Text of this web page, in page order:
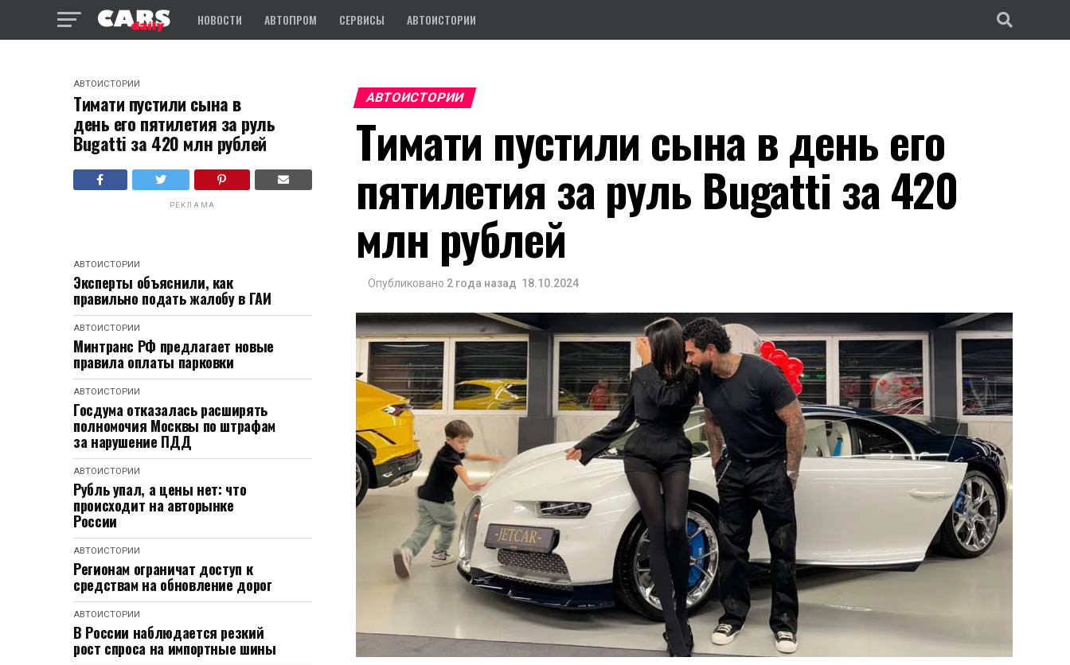
НОВОСТИ АВТОПРОМ СЕРВИСЫ АВТОИСТОРИИ
АВТОИСТОРИИ
Тимати пустили сына в
день его пятилетия за руль
Bugatti за 420 млн рублей
РЕКЛАМА
АВТОИСТОРИИ
Эксперты объяснили, как
правильно подать жалобу в ГАИ
АВТОИСТОРИИ
Минтранс РФ предлагает новые
правила оплаты парковки
АВТОИСТОРИИ
Госдума отказалась расширять
полномочия Москвы по штрафам
за нарушение ПДД
АВТОИСТОРИИ
Рубль упал, а цены нет: что
происходит на авторынке
России
АВТОИСТОРИИ
Регионам ограничат доступ к
средствам на обновление дорог
АВТОИСТОРИИ
В России наблюдается резкий
рост спроса на импортные шины
АВТОИСТОРИИ
Тимати пустили сына в день его
пятилетия за руль Bugatti за 420
млн рублей
Опубликовано 2 года назад 18.10.2024